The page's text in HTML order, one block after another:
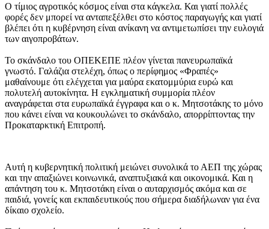
Ο τίμιος αγροτικός κόσμος είναι στα κάγκελα. Και γιατί πολλές
φορές δεν μπορεί να ανταπεξέλθει στο κόστος παραγωγής και γιατί
βλέπει ότι η κυβέρνηση είναι ανίκανη να αντιμετωπίσει την ευλογιά
των αιγοπροβάτων.
Το σκάνδαλο του ΟΠΕΚΕΠΕ πλέον γίνεται πανευρωπαϊκά
γνωστό. Γαλάζια στελέχη, όπως ο περίφημος «Φραπές»
μαθαίνουμε ότι ελέγχεται για μαύρα εκατομμύρια ευρώ και
πολυτελή αυτοκίνητα. Η εγκληματική συμμορία πλέον
αναγράφεται στα ευρωπαϊκά έγγραφα και ο κ. Μητσοτάκης το μόνο
που κάνει είναι να κουκουλώνει το σκάνδαλο, απορρίπτοντας την
Προκαταρκτική Επιτροπή.
Αυτή η κυβερνητική πολιτική μειώνει συνολικά το ΑΕΠ της χώρας
και την απαξιώνει κοινωνικά, αναπτυξιακά και οικονομικά. Και η
απάντηση του κ. Μητσοτάκη είναι ο αυταρχισμός ακόμα και σε
παιδιά, γονείς και εκπαιδευτικούς που σήμερα διαδήλωναν για ένα
δίκαιο σχολείο.